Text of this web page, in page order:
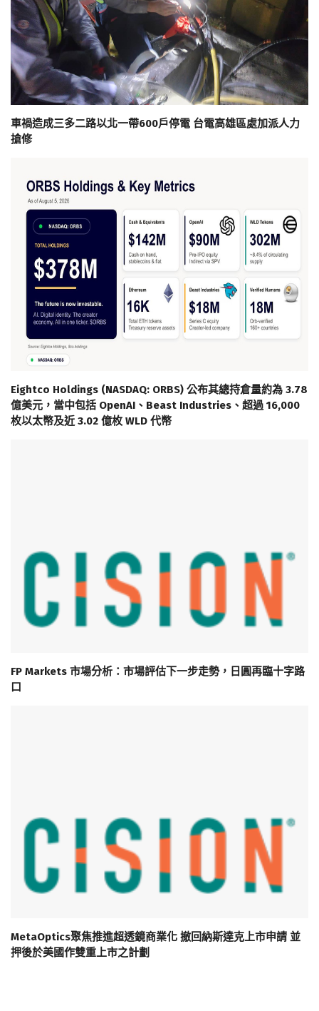
車禍造成三多二路以北一帶600戶停電 台電高雄區處加派人力
搶修
Eightco Holdings (NASDAQ: ORBS) 公布其總持倉量約為 3.78
億美元，當中包括 OpenAI、Beast Industries、超過 16,000
枚以太幣及近 3.02 億枚 WLD 代幣
FP Markets 市場分析：市場評估下一步走勢，日圓再臨十字路
口
MetaOptics聚焦推進超透鏡商業化 撤回納斯達克上市申請 並
押後於美國作雙重上市之計劃